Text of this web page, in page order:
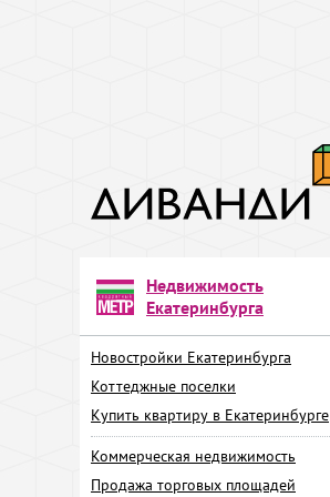
Недвижимость
Екатеринбурга
Новостройки Екатеринбурга
Коттеджные поселки
Купить квартиру в Екатеринбурге
Коммерческая недвижимость
Продажа торговых площадей